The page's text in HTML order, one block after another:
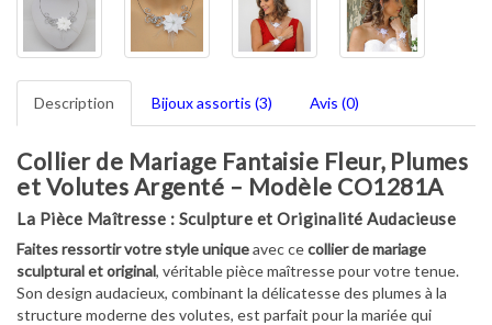
Description Bijoux assortis (3) Avis (0)
Collier de Mariage Fantaisie Fleur, Plumes
et Volutes Argenté – Modèle CO1281A
La Pièce Maîtresse : Sculpture et Originalité Audacieuse
Faites ressortir votre style uniqueavec cecollier de mariage
sculptural et original, véritable pièce maîtresse pour votre tenue.
Son design audacieux, combinant la délicatesse des plumes à la
structure moderne des volutes, est parfait pour la mariée qui